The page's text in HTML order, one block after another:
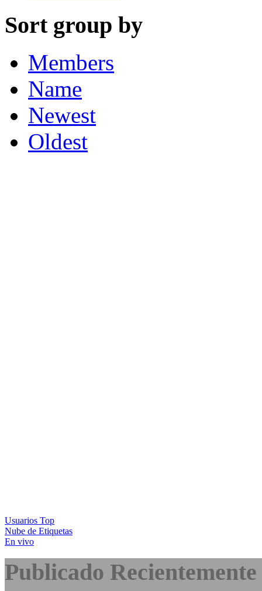
Sort group by
Members
Name
Newest
Oldest
Usuarios Top
Nube de Etiquetas
En vivo
Publicado Recientemente